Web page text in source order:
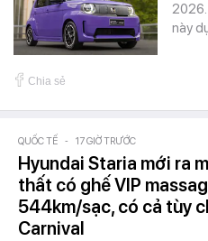
2026.
này
Chia sẻ
QUỐC TẾ - 17 GIỜ TRƯỚC
Hyundai Staria mới ra
thất có ghế VIP
544km/sạc, có cả tùy
Carnival